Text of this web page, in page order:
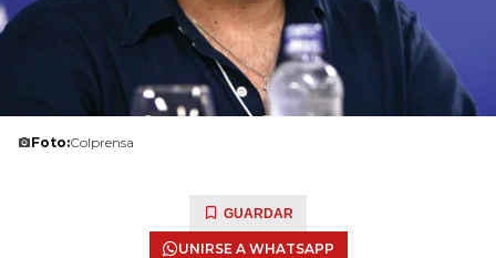
Foto:Colprensa
GUARDAR
UNIRSE A WHATSAPP